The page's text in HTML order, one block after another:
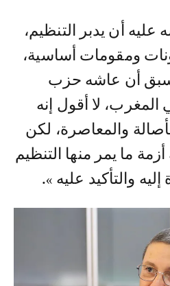
أن يدبر التنظيم،
ومقومات أساسية،
سبق أن عاشه حزب
المغرب، لا أقول إنه
والمعاصرة، لكن
ما يمر منها التنظيم
والتأكيد عليه ».